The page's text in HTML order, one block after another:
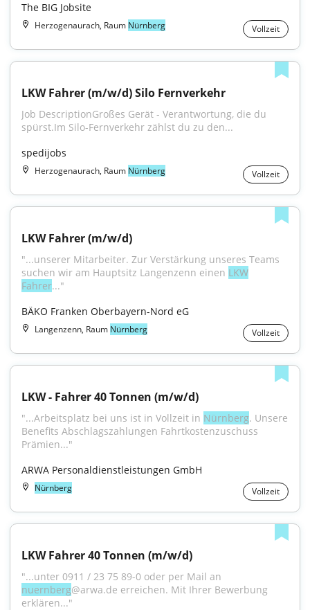
The BIG Jobsite
Herzogenaurach, Raum Nürnberg Vollzeit
LKW Fahrer (m/w/d) Silo Fernverkehr
Job DescriptionGroßes Gerät - Verantwortung, die du
spürst.Im Silo-Fernverkehr zählst du zu den...
spedijobs
Herzogenaurach, Raum Nürnberg Vollzeit
LKW Fahrer (m/w/d)
"...unserer Mitarbeiter. Zur Verstärkung unseres Teams
suchen wir am Hauptsitz Langenzenn einen LKW
Fahrer..."
BÄKO Franken Oberbayern-Nord eG
Langenzenn, Raum Nürnberg Vollzeit
LKW - Fahrer 40 Tonnen (m/w/d)
"...Arbeitsplatz bei uns ist in Vollzeit in Nürnberg. Unsere
Benefits Abschlagszahlungen Fahrtkostenzuschuss
Prämien..."
ARWA Personaldienstleistungen GmbH
Nürnberg Vollzeit
LKW Fahrer 40 Tonnen (m/w/d)
nuernberg@arwa.de erreichen. Mit Ihrer Bewerbung
erklären..."